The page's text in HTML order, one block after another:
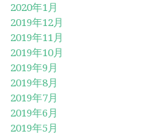
2020年1月
2019年12月
2019年11月
2019年10月
2019年9月
2019年8月
2019年7月
2019年6月
2019年5月